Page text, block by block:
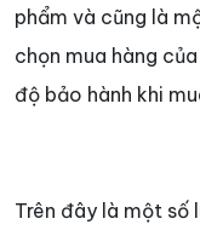
phẩm và cũng là
chọn mua hàng
độ bảo hành khi
Trên đây là một số